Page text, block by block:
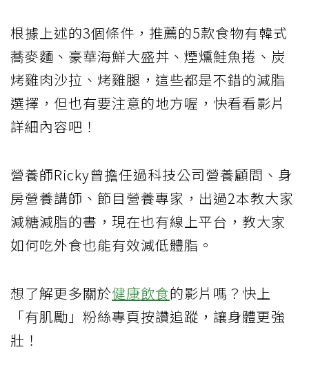
根據上述的3個條件，推薦的5款食物有韓式
蕎麥麵、豪華海鮮大盛丼、煙燻鮭魚捲、炭
烤雞肉沙拉、烤雞腿，這些都是不錯的減脂
選擇，但也有要注意的地方喔，快看看影片
詳細內容吧！
營養師Ricky曾擔任過科技公司營養顧問、身
房營養講師、節目營養專家，出過2本教大家
減糖減脂的書，現在也有線上平台，教大家
如何吃外食也能有效減低體脂。
想了解更多關於健康飲食的影片嗎？快上
「有肌勵」粉絲專頁按讚追蹤，讓身體更強
壯！